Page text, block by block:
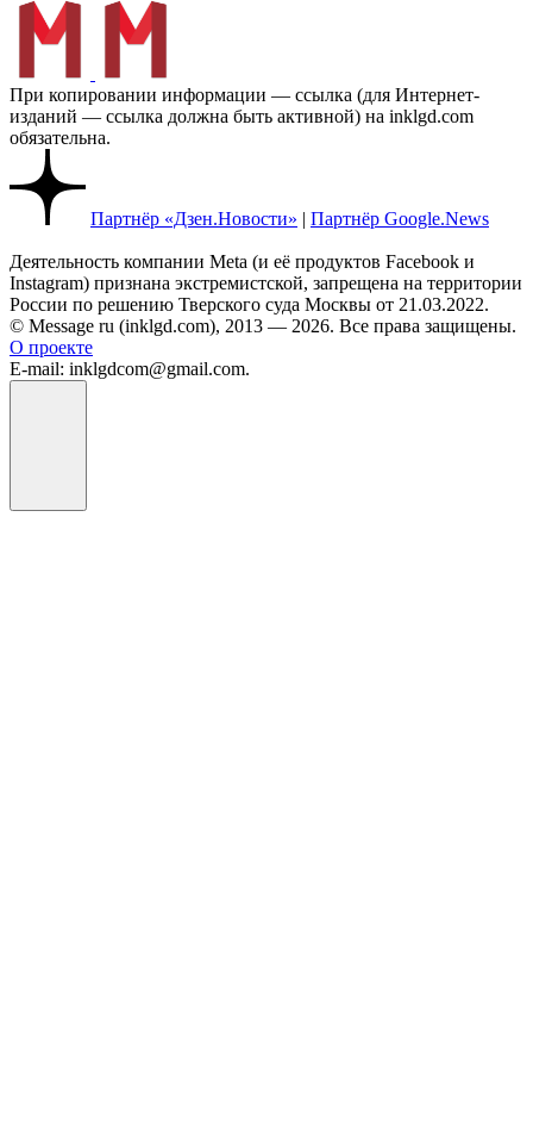
При копировании информации — ссылка (для Интернет-
изданий — ссылка должна быть активной) на inklgd.com
обязательна.
Партнёр «Дзен.Новости» | Партнёр Google.News
Деятельность компании Meta (и её продуктов Facebook и
Instagram) признана экстремистской, запрещена на территории
России по решению Тверского суда Москвы от 21.03.2022.
© Message ru (inklgd.com), 2013 — 2026. Все права защищены.
О проекте
E-mail: inklgdcom@gmail.com.